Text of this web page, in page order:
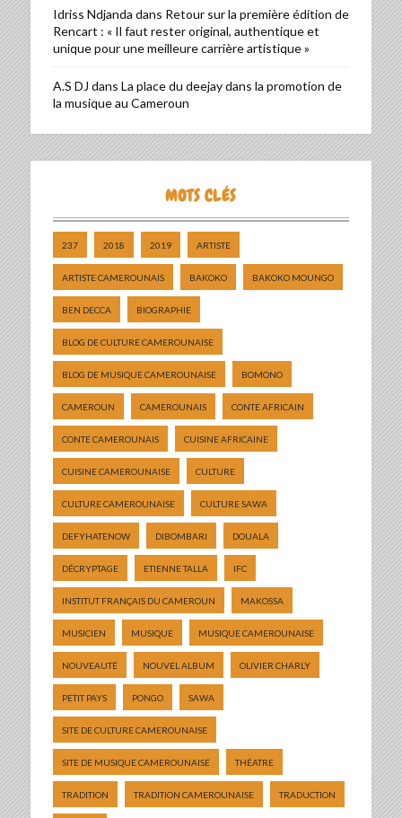
Idriss Ndjanda dans Retour sur la première édition de
Rencart : « Il faut rester original, authentique et
unique pour une meilleure carrière artistique »
A.S DJ dans La place du deejay dans la promotion de
la musique au Cameroun
MOTS CLÉS
237 2018 2019 ARTISTE
ARTISTE CAMEROUNAIS BAKOKO BAKOKO MOUNGO
BEN DECCA BIOGRAPHIE
BLOG DE CULTURE CAMEROUNAISE
BLOG DE MUSIQUE CAMEROUNAISE BOMONO
CAMEROUN CAMEROUNAIS CONTE AFRICAIN
CONTE CAMEROUNAIS CUISINE AFRICAINE
CUISINE CAMEROUNAISE CULTURE
CULTURE CAMEROUNAISE CULTURE SAWA
DEFYHATENOW DIBOMBARI DOUALA
DÉCRYPTAGE ETIENNE TALLA IFC
INSTITUT FRANÇAIS DU CAMEROUN MAKOSSA
MUSICIEN MUSIQUE MUSIQUE CAMEROUNAISE
NOUVEAUTÉ NOUVEL ALBUM OLIVIER CHARLY
PETIT PAYS PONGO SAWA
SITE DE CULTURE CAMEROUNAISE
SITE DE MUSIQUE CAMEROUNAISE THÉATRE
TRADITION TRADITION CAMEROUNAISE TRADUCTION